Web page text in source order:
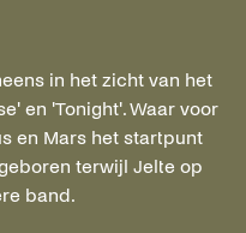
in het zicht van het
en 'Tonight'. Waar voor
en Mars het startpunt
terwijl Jelte op
band.